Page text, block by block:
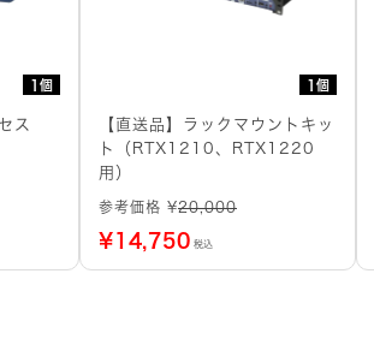
1個
ス
1個
【直送品】ラックマウントキッ
ト（RTX1210、RTX1220
用）
参考価格 ¥20,000
¥14,750 税込